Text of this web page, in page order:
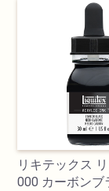
リキテックス
000 カーボンブ